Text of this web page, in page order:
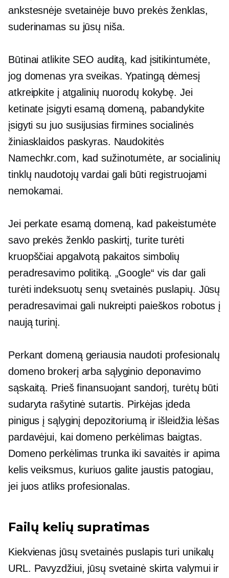
ankstesnėje svetainėje buvo prekės ženklas,
suderinamas su jūsų niša.
Būtinai atlikite SEO auditą, kad įsitikintumėte,
jog domenas yra sveikas. Ypatingą dėmesį
atkreipkite į atgalinių nuorodų kokybę. Jei
ketinate įsigyti esamą domeną, pabandykite
įsigyti su juo susijusias firmines socialinės
žiniasklaidos paskyras. Naudokitės
Namechkr.com, kad sužinotumėte, ar socialinių
tinklų naudotojų vardai gali būti registruojami
nemokamai.
Jei perkate esamą domeną, kad pakeistumėte
savo prekės ženklo paskirtį, turite turėti
kruopščiai apgalvotą pakaitos simbolių
peradresavimo politiką. „Google“ vis dar gali
turėti indeksuotų senų svetainės puslapių. Jūsų
peradresavimai gali nukreipti paieškos robotus į
naują turinį.
Perkant domeną geriausia naudoti profesionalų
domeno brokerį arba sąlyginio deponavimo
sąskaitą. Prieš finansuojant sandorį, turėtų būti
sudaryta rašytinė sutartis. Pirkėjas įdeda
pinigus į sąlyginį depozitoriumą ir išleidžia lėšas
pardavėjui, kai domeno perkėlimas baigtas.
Domeno perkėlimas trunka iki savaitės ir apima
kelis veiksmus, kuriuos galite jaustis patogiau,
jei juos atliks profesionalas.
Failų kelių supratimas
Kiekvienas jūsų svetainės puslapis turi unikalų
URL. Pavyzdžiui, jūsų svetainė skirta valymui ir